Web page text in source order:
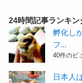
24時間記事ランキン
孵化し
フ...
40件のビ
日本人